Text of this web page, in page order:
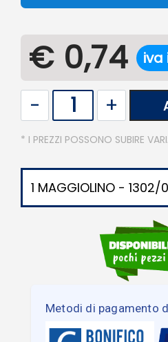
€ 0,74 iva
* I PREZZI POSSONO SUBIRE
1 MAGGIOLINO - 1302/
Metodi di pagamento